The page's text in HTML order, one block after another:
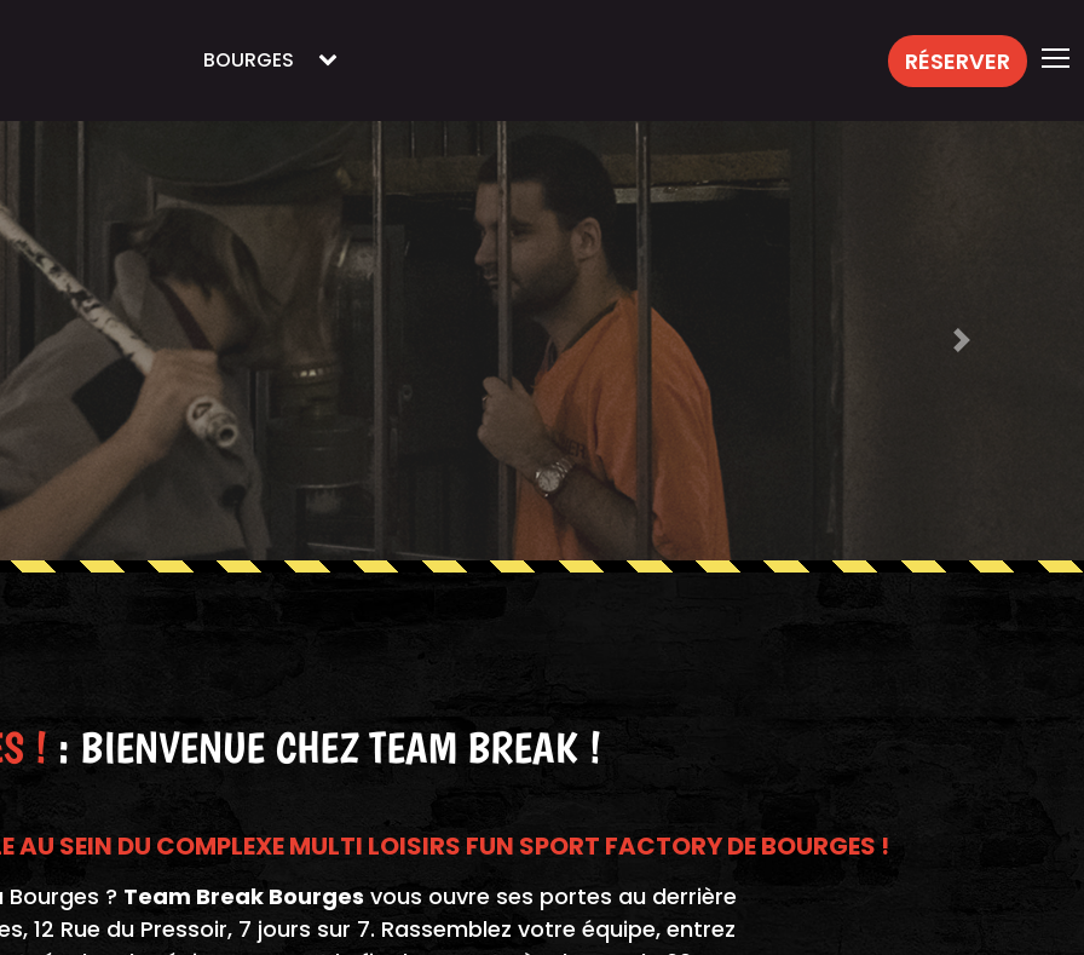
BOURGES RÉSERVER
Next
! : BIENVENUE CHEZ TEAM BREAK !
AU SEIN DU COMPLEXE MULTI LOISIRS FUN SPORT FACTORY DE BOURGES !
Bourges ? Team Break Bourges vous ouvre ses portes au derrière
12 Rue du Pressoir, 7 jours sur 7. Rassemblez votre équipe, entrez